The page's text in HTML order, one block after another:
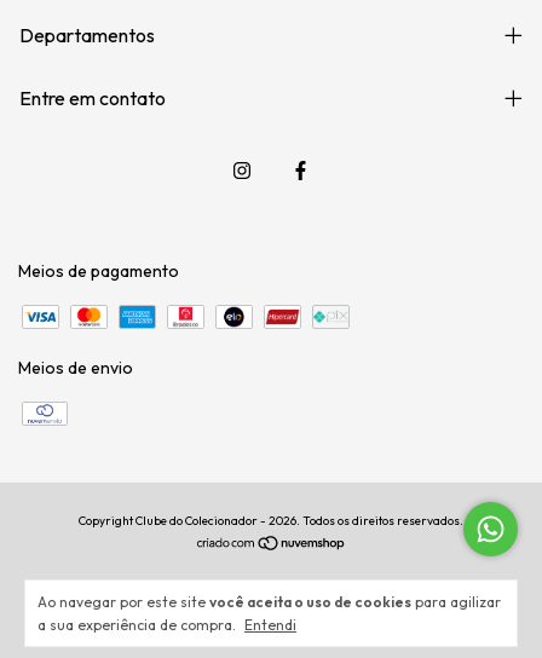
Ao navegar por este site você aceita o uso de cookies para agilizar
a sua experiência de compra. Entendi
Departamentos
Entre em contato
Meios de pagamento
Meios de envio
Copyright Clube do Colecionador - 2026. Todos os direitos reservados.